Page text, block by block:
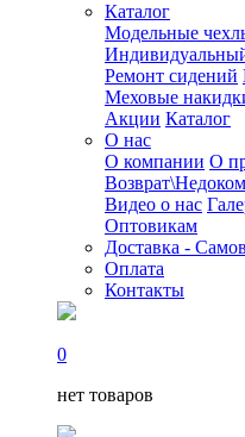
Каталог
Модельные
Ремонт сидений
Меховые
Акции Каталог
О нас
О компании О
Видео о нас
Оптовикам
Доставка -
Оплата
Контакты
0
нет товаров